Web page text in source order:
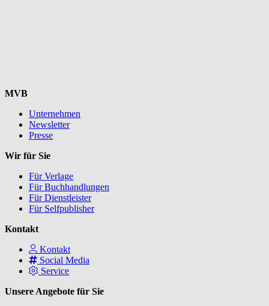
MVB
Unternehmen
Newsletter
Presse
Wir für Sie
Für Verlage
Für Buchhandlungen
Für Dienstleister
Für Selfpublisher
Kontakt
Kontakt
Social Media
Service
Unsere Angebote für Sie